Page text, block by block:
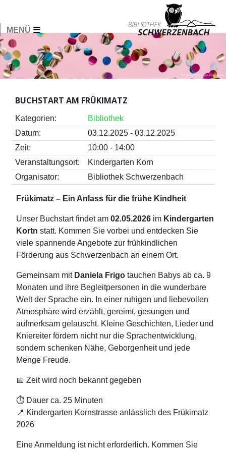
MENÜ
BUCHSTART AM FRÜKIMATZ
Kategorien:
Bibliothek
Datum:
03.12.2025 - 03.12.2025
Zeit:
10:00 - 14:00
Veranstaltungsort:
Kindergarten Korn
Organisator:
Bibliothek Schwerzenbach
Frükimatz – Ein Anlass für die frühe Kindheit
Unser Buchstart findet am 02.05.2026 im Kindergarten
Kortn statt. Kommen Sie vorbei und entdecken Sie
viele spannende Angebote zur frühkindlichen
Förderung aus Schwerzenbach an einem Ort.
Gemeinsam mit Daniela Frigo tauchen Babys ab ca. 9
Monaten und ihre Begleitpersonen in die wunderbare
Welt der Sprache ein. In einer ruhigen und liebevollen
Atmosphäre wird erzählt, gereimt, gesungen und
aufmerksam gelauscht. Kleine Geschichten, Lieder und
Kniereiter fördern nicht nur die Sprachentwicklung,
sondern schenken Nähe, Geborgenheit und jede
Menge Freude.
📅 Zeit wird noch bekannt gegeben
⏱ Dauer ca. 25 Minuten
📍 Kindergarten Kornstrasse anlässlich des Frükimatz
2026
Eine Anmeldung ist nicht erforderlich. Kommen Sie